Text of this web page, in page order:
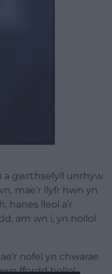
a gwrthsefyll unrhyw
mae’r llyfr hwn yn
hanes lleol a’r
am wn i, yn hollol
nofel yn chwarae
ffordd hollol